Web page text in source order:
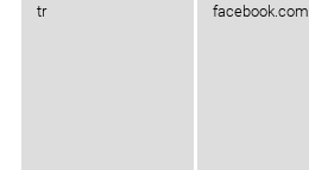
tr facebook.com